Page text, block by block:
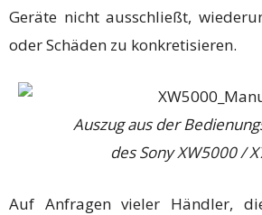
Geräte nicht ausschließt,
oder Schäden zu konkretisieren.
Auszug aus der
des Sony XW5000 /
Auf Anfragen vieler Händler,